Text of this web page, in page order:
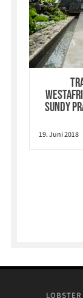
Sundy Praia mit nur
19. Juni 2018